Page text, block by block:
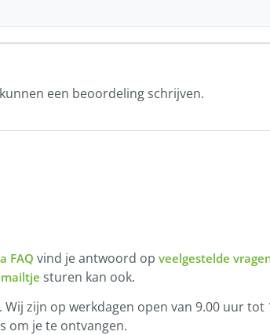
een beoordeling schrijven.
FAQ vind je antwoord op veelgestelde
mailtje sturen kan ook.
zijn op werkdagen open van 9.00 uur
om je te ontvangen.